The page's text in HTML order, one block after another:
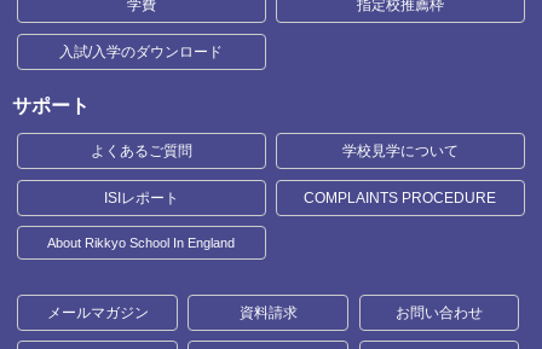
学費 指定校推薦枠
入試/入学のダウンロード
サポート
よくあるご質問 学校見学について
ISIレポート COMPLAINTS PROCEDURE
About Rikkyo School In England
メールマガジン 資料請求 お問い合わせ